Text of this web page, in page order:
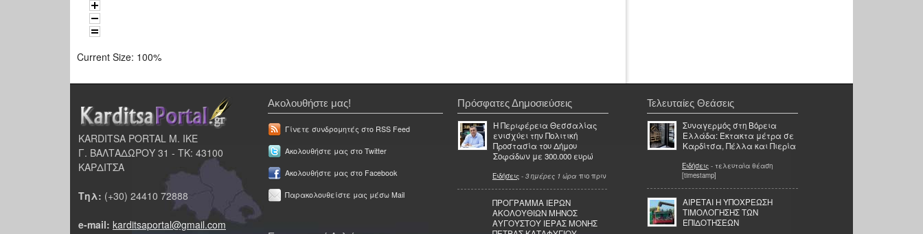
Current Size: 100%
KARDITSA PORTAL Μ. ΙΚΕ
Γ. ΒΑΛΤΑΔΩΡΟΥ 31 - ΤΚ: 43100
ΚΑΡΔΙΤΣΑ
Τηλ: (+30) 24410 72888
e-mail: karditsaportal@gmail.com
Ακολουθήστε μας!
Γίνετε συνδρομητές στο RSS Feed
Ακολουθήστε μας στο Twitter
Ακολουθήστε μας στο Facebook
Παρακολουθείστε μας μέσω Mail
Πρόσφατες Δημοσιεύσεις
Η Περιφέρεια Θεσσαλίας
ενισχύει την Πολιτική
Προστασία του Δήμου
Σοφάδων με 300.000 ευρώ
Ειδήσεις - 3 ημέρες 1 ώρα πιο πριν
ΠΡΟΓΡΑΜΜΑ ΙΕΡΩΝ
ΑΚΟΛΟΥΘΙΩΝ ΜΗΝΟΣ
ΑΥΓΟΥΣΤΟΥ ΙΕΡΑΣ ΜΟΝΗΣ
Τελευταίες Θεάσεις
Συναγερμός στη Βόρεια
Ελλάδα: Έκτακτα μέτρα σε
Καρδίτσα, Πέλλα και Πιερία
Ειδήσεις - τελευταία θέαση
[timestamp]
ΑΙΡΕΤΑΙ Η ΥΠΟΧΡΕΩΣΗ
ΤΙΜΟΛΟΓΗΣΗΣ ΤΩΝ
ΕΠΙΔΟΤΗΣΕΩΝ